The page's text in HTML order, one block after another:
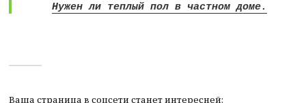
Нужен ли теплый пол в частном доме.